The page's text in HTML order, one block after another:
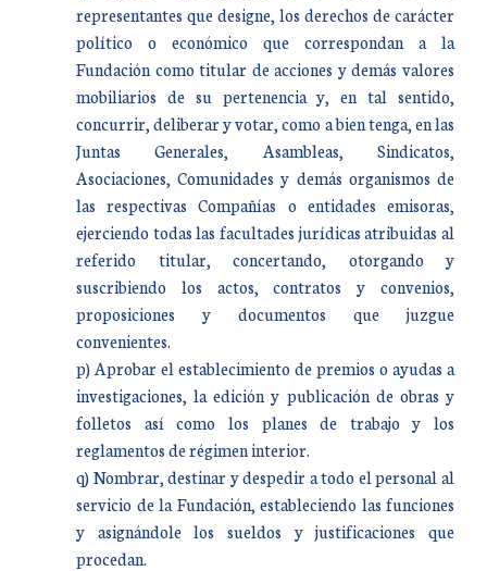
representantes que designe, los derechos de carácter
político o económico que correspondan a la
Fundación como titular de acciones y demás valores
mobiliarios de su pertenencia y, en tal sentido,
concurrir, deliberar y votar, como a bien tenga, en las
Juntas Generales, Asambleas, Sindicatos,
Asociaciones, Comunidades y demás organismos de
las respectivas Compañías o entidades emisoras,
ejerciendo todas las facultades jurídicas atribuidas al
referido titular, concertando, otorgando y
suscribiendo los actos, contratos y convenios,
proposiciones y documentos que juzgue
convenientes.
p) Aprobar el establecimiento de premios o ayudas a
investigaciones, la edición y publicación de obras y
folletos así como los planes de trabajo y los
reglamentos de régimen interior.
q) Nombrar, destinar y despedir a todo el personal al
servicio de la Fundación, estableciendo las funciones
y asignándole los sueldos y justificaciones que
procedan.